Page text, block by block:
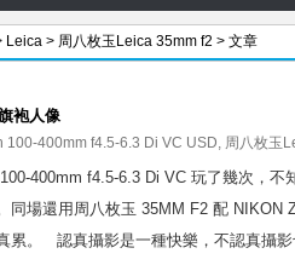
Leica > 周八枚玉Leica 35mm f2 > 文章
袍人像
100-400mm f4.5-6.3 Di VC USD, 周八枚玉
400mm f4.5-6.3 Di VC 玩了幾次，
同場還用周八枚玉 35MM F2 配
累。 認真攝影是一種快樂，不認真攝